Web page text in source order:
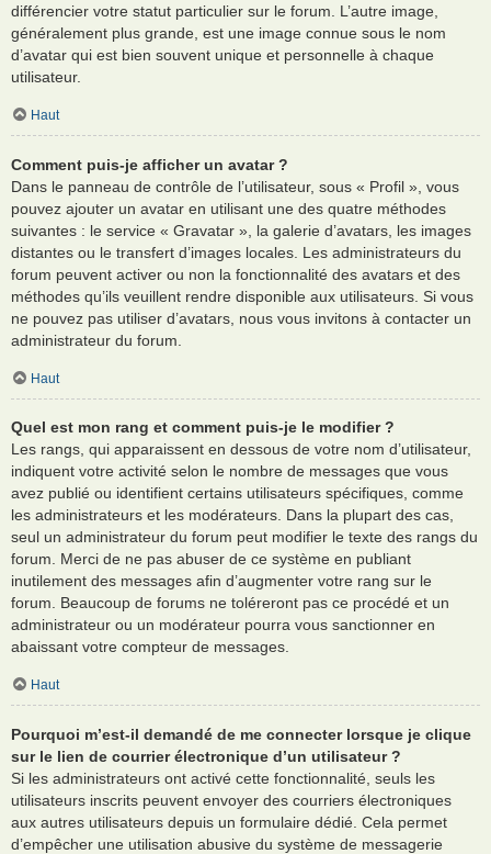
différencier votre statut particulier sur le forum. L’autre image,
généralement plus grande, est une image connue sous le nom
d’avatar qui est bien souvent unique et personnelle à chaque
utilisateur.
Haut
Comment puis-je afficher un avatar ?
Dans le panneau de contrôle de l’utilisateur, sous « Profil », vous
pouvez ajouter un avatar en utilisant une des quatre méthodes
suivantes : le service « Gravatar », la galerie d’avatars, les images
distantes ou le transfert d’images locales. Les administrateurs du
forum peuvent activer ou non la fonctionnalité des avatars et des
méthodes qu’ils veuillent rendre disponible aux utilisateurs. Si vous
ne pouvez pas utiliser d’avatars, nous vous invitons à contacter un
administrateur du forum.
Haut
Quel est mon rang et comment puis-je le modifier ?
Les rangs, qui apparaissent en dessous de votre nom d’utilisateur,
indiquent votre activité selon le nombre de messages que vous
avez publié ou identifient certains utilisateurs spécifiques, comme
les administrateurs et les modérateurs. Dans la plupart des cas,
seul un administrateur du forum peut modifier le texte des rangs du
forum. Merci de ne pas abuser de ce système en publiant
inutilement des messages afin d’augmenter votre rang sur le
forum. Beaucoup de forums ne toléreront pas ce procédé et un
administrateur ou un modérateur pourra vous sanctionner en
abaissant votre compteur de messages.
Haut
Pourquoi m’est-il demandé de me connecter lorsque je clique
sur le lien de courrier électronique d’un utilisateur ?
Si les administrateurs ont activé cette fonctionnalité, seuls les
utilisateurs inscrits peuvent envoyer des courriers électroniques
aux autres utilisateurs depuis un formulaire dédié. Cela permet
d’empêcher une utilisation abusive du système de messagerie